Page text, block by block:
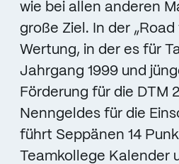
wie bei allen anderen
große Ziel. In der
Wertung, in der es für
Jahrgang 1999 und
Förderung für die DTM
Nenngeldes für die
führt Seppänen 14
Teamkollege Kalender